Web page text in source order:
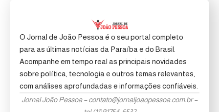
O Jornal de João Pessoa é o seu portal completo
para as últimas notícias da Paraíba e do Brasil.
Acompanhe em tempo real as principais novidades
sobre política, tecnologia e outros temas relevantes,
com análises aprofundadas e informações confiáveis.
Jornal João Pessoa –contato@jornaljoaopessoa.com.br–